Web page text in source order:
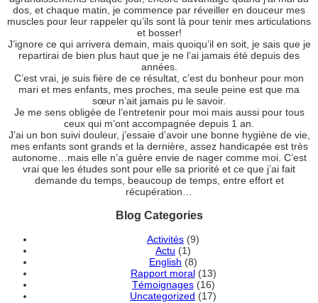
dos, et chaque matin, je commence par réveiller en douceur mes
muscles pour leur rappeler qu’ils sont là pour tenir mes articulations
et bosser!
J’ignore ce qui arrivera demain, mais quoiqu’il en soit, je sais que je
repartirai de bien plus haut que je ne l’ai jamais été depuis des
années.
C’est vrai, je suis fière de ce résultat, c’est du bonheur pour mon
mari et mes enfants, mes proches, ma seule peine est que ma
sœur n’ait jamais pu le savoir.
Je me sens obligée de l’entretenir pour moi mais aussi pour tous
ceux qui m’ont accompagnée depuis 1 an.
J’ai un bon suivi douleur, j’essaie d’avoir une bonne hygiène de vie,
mes enfants sont grands et la dernière, assez handicapée est très
autonome…mais elle n’a guère envie de nager comme moi. C’est
vrai que les études sont pour elle sa priorité et ce que j’ai fait
demande du temps, beaucoup de temps, entre effort et
récupération…
Blog Categories
Activités (9)
Actu (1)
English (8)
Rapport moral(13)
Témoignages(16)
Uncategorized (17)